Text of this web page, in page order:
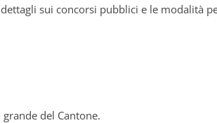
sui concorsi pubblici e le modalità
del Cantone.